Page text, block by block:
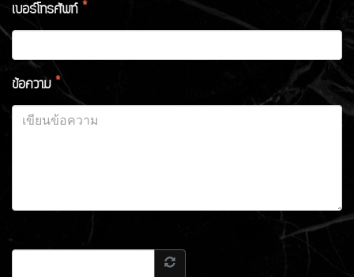
เบอร์โทรศัพท์*
ข้อความ*